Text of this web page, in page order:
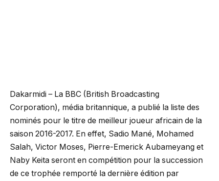
Dakarmidi – La BBC (British Broadcasting
Corporation), média britannique, a publié la liste des
nominés pour le titre de meilleur joueur africain de la
saison 2016-2017. En effet, Sadio Mané, Mohamed
Salah, Victor Moses, Pierre-Emerick Aubameyang et
Naby Keita seront en compétition pour la succession
de ce trophée remporté la dernière édition par